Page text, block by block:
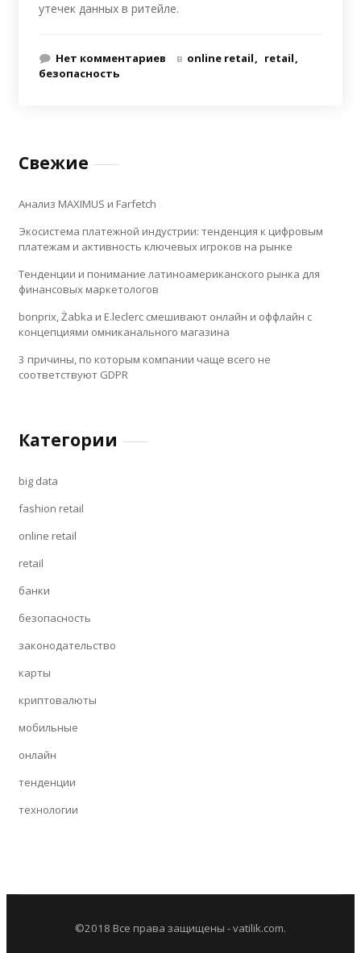
утечек данных в ритейле.
Нет комментариев в online retail
retail
безопасность
Свежие
Анализ MAXIMUS и Farfetch
Экосистема платежной индустрии: тенденция к цифровым
платежам и активность ключевых игроков на рынке
Тенденции и понимание латиноамериканского рынка для
финансовых маркетологов
bonprix, Żabka и E.leclerc смешивают онлайн и оффлайн с
концепциями омниканального магазина
3 причины, по которым компании чаще всего не
соответствуют GDPR
Категории
big data
fashion retail
online retail
retail
банки
безопасность
законодательство
карты
криптовалюты
мобильные
онлайн
тенденции
технологии
©2018 Все права защищены - vatilik.com.